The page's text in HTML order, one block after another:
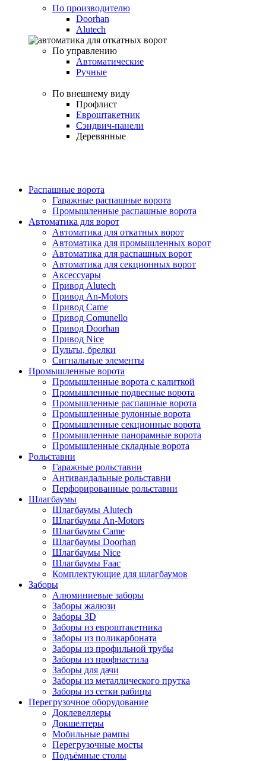
По производителю
Doorhan
Alutech
По управлению
Автоматические
Ручные
По внешнему виду
Профлист
Евроштакетник
Сэндвич-панели
Деревянные
Распашные ворота
Гаражные распашные ворота
Промышленные распашные ворота
Автоматика для ворот
Автоматика для откатных ворот
Автоматика для промышленных ворот
Автоматика для распашных ворот
Автоматика для секционных ворот
Аксессуары
Привод Alutech
Привод An-Motors
Привод Came
Привод Comunello
Привод Doorhan
Привод Nice
Пульты, брелки
Сигнальные элементы
Промышленные ворота
Промышленные ворота с калиткой
Промышленные подвесные ворота
Промышленные распашные ворота
Промышленные рулонные ворота
Промышленные секционные ворота
Промышленные панорамные ворота
Промышленные складные ворота
Рольставни
Гаражные рольставни
Антивандальные рольставни
Перфорированные рольставни
Шлагбаумы
Шлагбаумы Alutech
Шлагбаумы An-Motors
Шлагбаумы Came
Шлагбаумы Doorhan
Шлагбаумы Nice
Шлагбаумы Faac
Комплектующие для шлагбаумов
Заборы
Алюминиевые заборы
Заборы жалюзи
Заборы 3D
Заборы из евроштакетника
Заборы из поликарбоната
Заборы из профильной трубы
Заборы из профнастила
Заборы для дачи
Заборы из металлического прутка
Заборы из сетки рабицы
Перегрузочное оборудование
Доклевеллеры
Докшелтеры
Мобильные рампы
Перегрузочные мосты
Подъёмные столы